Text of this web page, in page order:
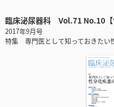
臨床泌尿器科 Vol.71 No.10【
2017年9月号
特集 専門医として知っておきたい